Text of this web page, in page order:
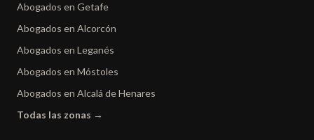
Abogados en Getafe
Abogados en Alcorcón
Abogados en Leganés
Abogados en Móstoles
Abogados en Alcalá de Henares
Todas las zonas →